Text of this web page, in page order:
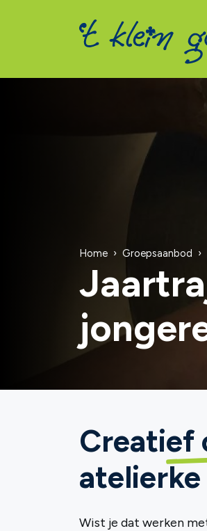
Home Groepsaanbod
Creatief
atelierke
Wist je dat werken